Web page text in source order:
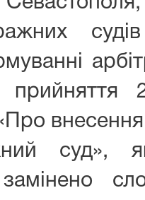
прийняття
суд»,